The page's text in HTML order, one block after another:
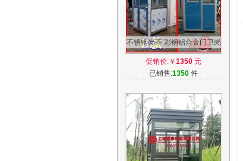
不锈钢岗亭 彩钢铝合金门卫岗
亭 保安亭治安亭阳光房
促销价:￥ 1350 元
已销售:1350 件